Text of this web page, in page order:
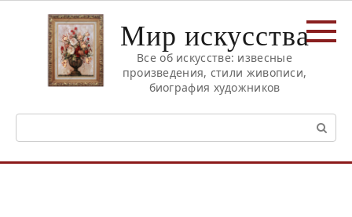
Мир искусства
Все об искусстве: извесные
произведения, стили живописи,
биография художников
Поиск: